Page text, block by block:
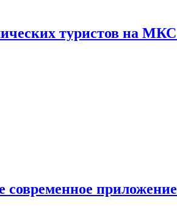
туристов на МКС
современное